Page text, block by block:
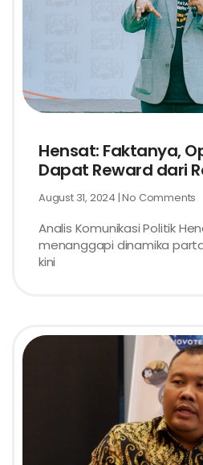
Hensat: Faktanya,
Dapat Reward dari
August 31, 2024 No Comments
Analis Komunikasi Politik
menanggapi dinamika
kini